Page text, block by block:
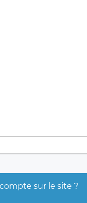
sur le site ?